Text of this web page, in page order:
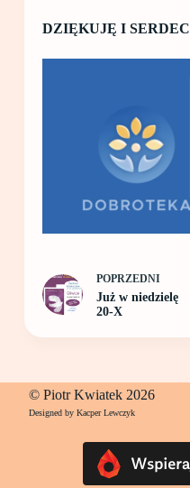
DZIĘKUJĘ I
POPRZEDNI
Już w niedzielę
20-X
© Piotr Kwiatek 2026
Designed by Kacper Lewczyk